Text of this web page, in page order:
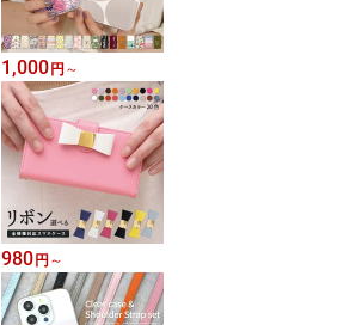
1,000 円 ～
980 円 ～